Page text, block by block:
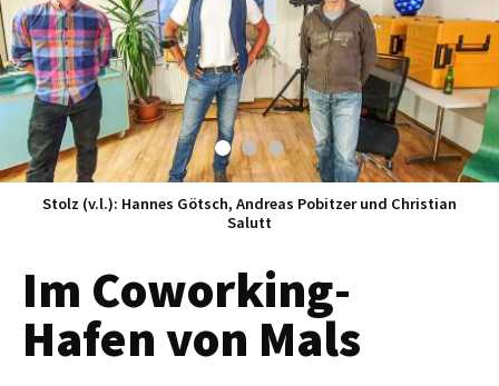
Stolz (v.l.): Hannes Götsch, Andreas Pobitzer und Christian
Salutt
Im Coworking-
Hafen von Mals